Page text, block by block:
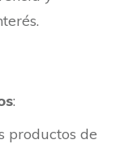
:
productos de